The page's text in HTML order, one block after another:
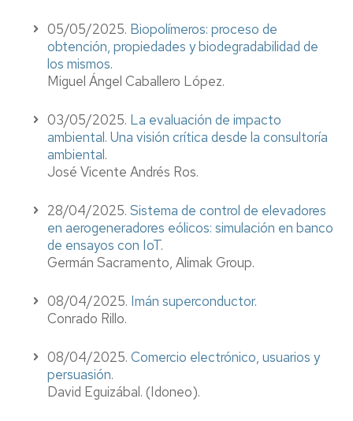
05/05/2025. Biopolímeros: proceso de
obtención, propiedades y biodegradabilidad de
los mismos.
Miguel Ángel Caballero López.
03/05/2025. La evaluación de impacto
ambiental. Una visión crítica desde la consultoría
ambiental.
José Vicente Andrés Ros.
28/04/2025. Sistema de control de elevadores
en aerogeneradores eólicos: simulación en banco
de ensayos con IoT.
Germán Sacramento, Alimak Group.
08/04/2025. Imán superconductor.
Conrado Rillo.
08/04/2025. Comercio electrónico, usuarios y
persuasión.
David Eguizábal. (Idoneo).